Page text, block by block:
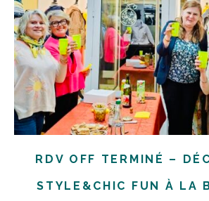
RDV OFF TERMINÉ –
STYLE&CHIC FUN À LA